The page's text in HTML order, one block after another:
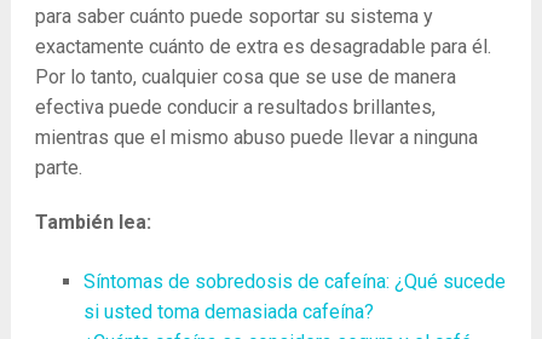
para saber cuánto puede soportar su sistema y
exactamente cuánto de extra es desagradable para él.
Por lo tanto, cualquier cosa que se use de manera
efectiva puede conducir a resultados brillantes,
mientras que el mismo abuso puede llevar a ninguna
parte.
También lea:
Síntomas de sobredosis de cafeína: ¿Qué sucede
si usted toma demasiada cafeína?